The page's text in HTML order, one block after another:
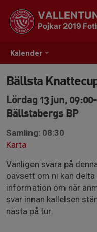
Kalender
Pojkar 2019
Bällsta
Lördag 13 jun,
Bällstabergs BP
Samling: 08:30
Karta
Vänligen svara på
oavsett om ni kan
information om när
svar innan kallelsen
nästa på tur.